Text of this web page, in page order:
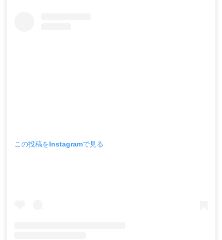
この投稿をInstagramで見る